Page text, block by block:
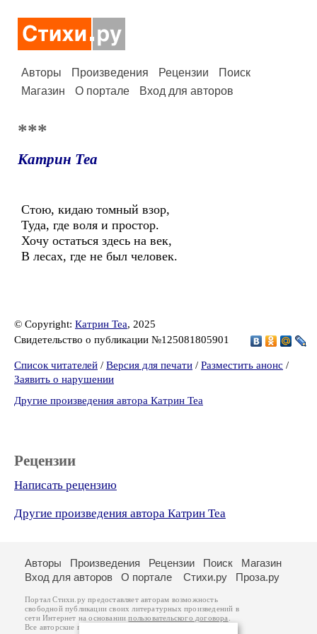
Авторы Произведения Рецензии
Поиск
Магазин
О портале Вход для авторов
***
Катрин Теа
Стою, кидаю томный взор,
Туда, где воля и простор.
Хочу остаться здесь на век,
В лесах, где не был человек.
© Copyright: Катрин Теа, 2025
Свидетельство о публикации №125081805901
Список читателей / Версия для печати / Разместить анонс /
Заявить о нарушении
Другие произведения автора Катрин Теа
Рецензии
Написать рецензию
Другие произведения автора Катрин Теа
Авторы Произведения Рецензии Поиск
Магазин
Вход для авторов
О портале Стихи.ру Проза.ру
Портал Стихи.ру предоставляет авторам возможность
свободной публикации своих литературных произведений в
сети Интернет на основаниипользовательского договора
Все авторские права на произведения принадлежат авторам